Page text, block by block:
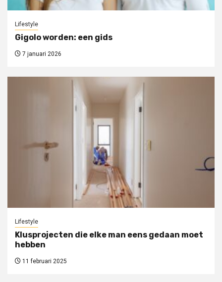
Lifestyle
Gigolo worden: een gids
7 januari 2026
Lifestyle
Klusprojecten die elke man eens gedaan moet
hebben
11 februari 2025